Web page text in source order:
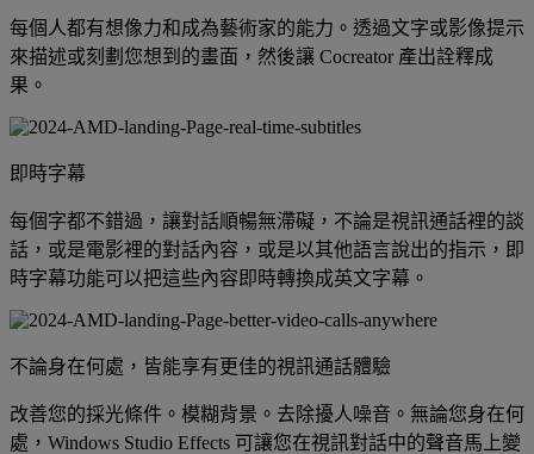
每個人都有想像力和成為藝術家的能力。透過文字或影像提示
來描述或刻劃您想到的畫面，然後讓 Cocreator 產出詮釋成
果。
即時字幕
每個字都不錯過，讓對話順暢無滯礙，不論是視訊通話裡的談
話，或是電影裡的對話內容，或是以其他語言說出的指示，即
時字幕功能可以把這些內容即時轉換成英文字幕。
不論身在何處，皆能享有更佳的視訊通話體驗
改善您的採光條件。模糊背景。去除擾人噪音。無論您身在何
處，Windows Studio Effects 可讓您在視訊對話中的聲音馬上變